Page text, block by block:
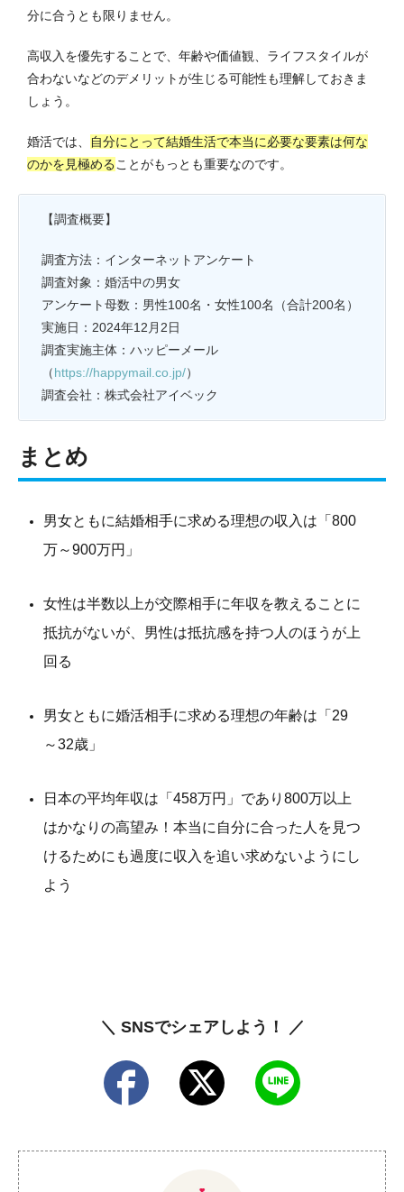
分に合うとも限りません。
高収入を優先することで、年齢や価値観、ライフスタイルが
合わないなどのデメリットが生じる可能性も理解しておきま
しょう。
婚活では、
自分にとって結婚生活で本当に必要な要素は何な
のかを見極めることがもっとも重要なのです。
【調査概要】
調査方法：インターネットアンケート
調査対象：婚活中の男女
アンケート母数：男性100名・女性100名（合計200名）
実施日：2024年12月2日
調査実施主体：ハッピーメール
（https://happymail.co.jp/）
調査会社：株式会社アイベック
まとめ
男女ともに結婚相手に求める理想の収入は「800
万～900万円」
女性は半数以上が交際相手に年収を教えることに
抵抗がないが、男性は抵抗感を持つ人のほうが上
回る
男女ともに婚活相手に求める理想の年齢は「29
～32歳」
日本の平均年収は「458万円」であり800万以上
はかなりの高望み！本当に自分に合った人を見つ
けるためにも過度に収入を追い求めないようにし
よう
＼ SNSでシェアしよう！ ／